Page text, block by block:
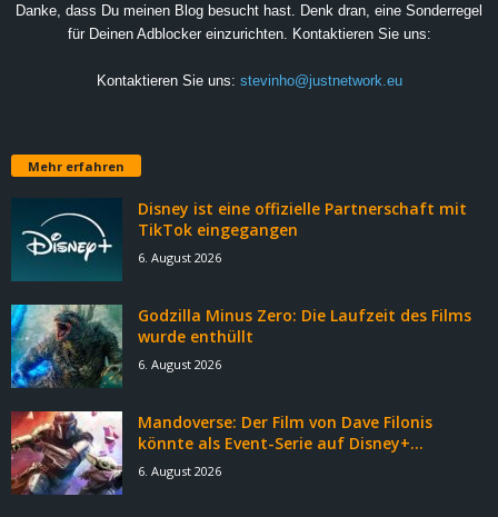
Danke, dass Du meinen Blog besucht hast. Denk dran, eine Sonderregel
für Deinen Adblocker einzurichten. Kontaktieren Sie uns:
Kontaktieren Sie uns: stevinho@justnetwork.eu
Mehr erfahren
Disney ist eine offizielle Partnerschaft mit
TikTok eingegangen
6. August 2026
Godzilla Minus Zero: Die Laufzeit des Films
wurde enthüllt
6. August 2026
Mandoverse: Der Film von Dave Filonis
könnte als Event-Serie auf Disney+...
6. August 2026